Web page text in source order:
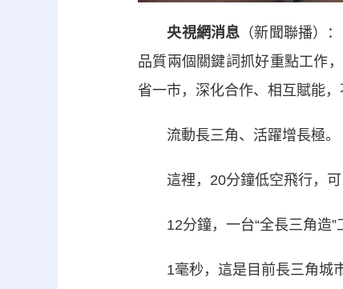
央視網消息 （新聞聯播）
品質兩個關鍵詞抓好重點工作
省一市，深化合作、相互賦能
流動長三角、活躍增長極。
這裡，20分鐘低空飛行，可
12分鐘，一台“全長三角造”
1毫秒，這是目前長三角城市